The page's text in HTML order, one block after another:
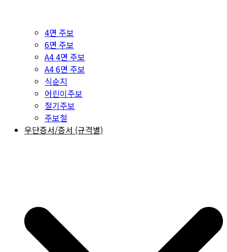
4면 주보
6면 주보
A4 4면 주보
A4 6면 주보
식순지
어린이주보
절기주보
주보철
우단증서/증서 (규격별)